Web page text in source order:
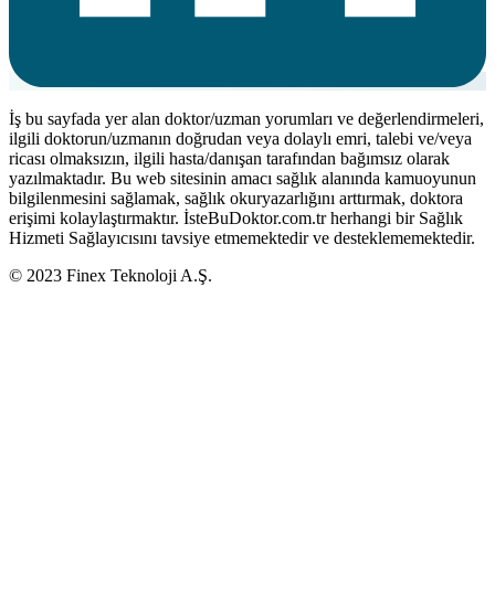
İş bu sayfada yer alan doktor/uzman yorumları ve değerlendirmeleri,
ilgili doktorun/uzmanın doğrudan veya dolaylı emri, talebi ve/veya
ricası olmaksızın, ilgili hasta/danışan tarafından bağımsız olarak
yazılmaktadır. Bu web sitesinin amacı sağlık alanında kamuoyunun
bilgilenmesini sağlamak, sağlık okuryazarlığını arttırmak, doktora
erişimi kolaylaştırmaktır. İsteBuDoktor.com.tr herhangi bir Sağlık
Hizmeti Sağlayıcısını tavsiye etmemektedir ve desteklememektedir.
© 2023 Finex Teknoloji A.Ş.